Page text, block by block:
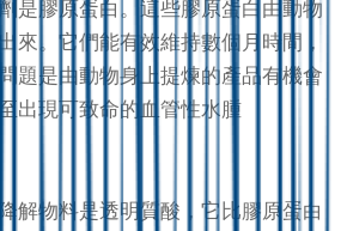
是膠原蛋白。這些膠原蛋白由動物
來。它們能有效維持數個月時間，
題是由動物身上提煉的產品有機會
出現可致命的血管性水腫
解物料是透明質酸，它比膠原蛋白